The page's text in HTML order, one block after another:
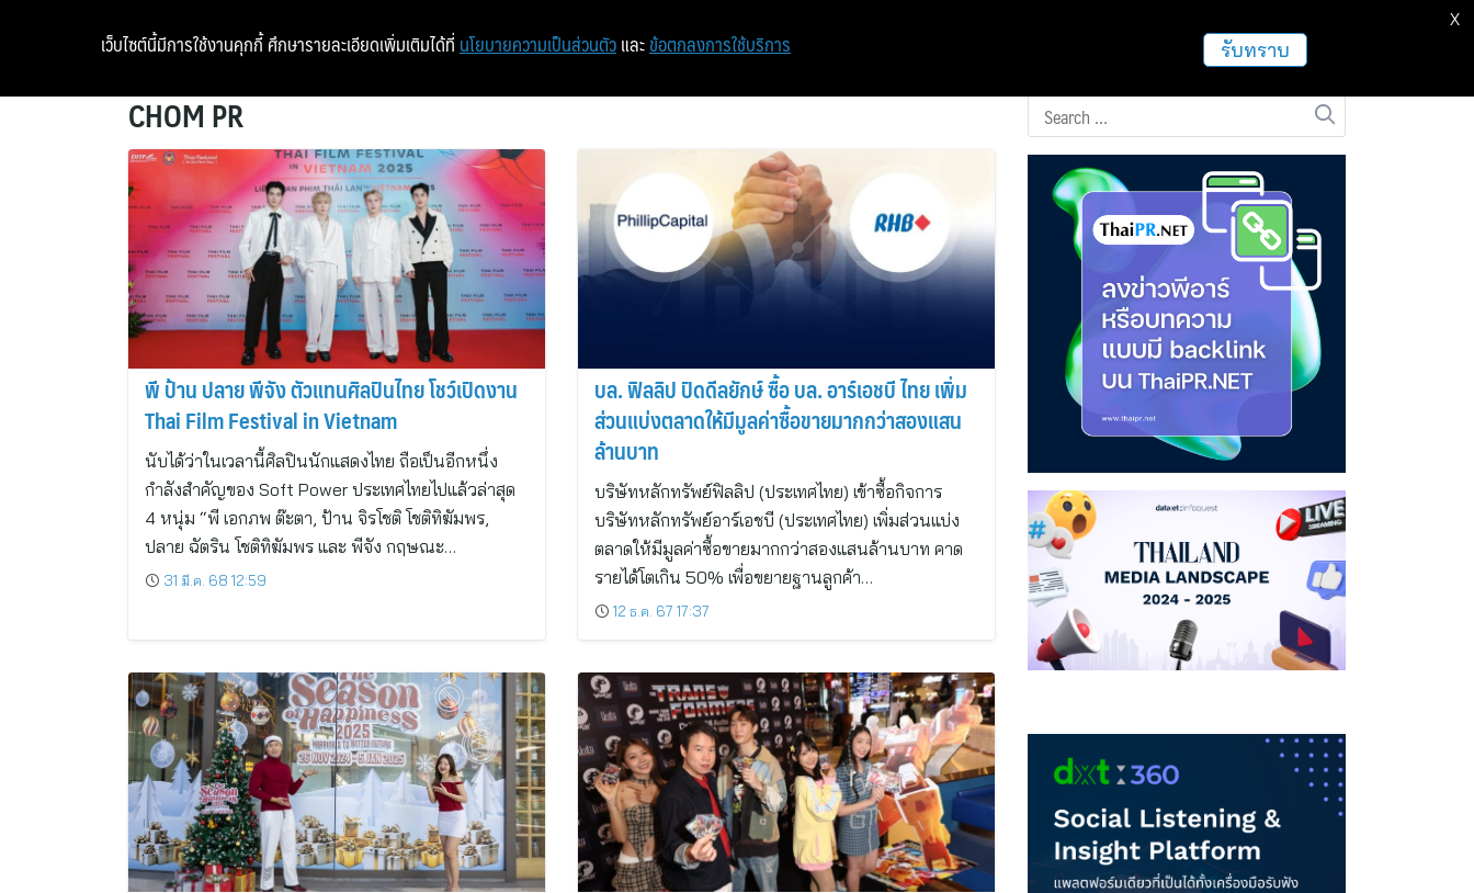
หน้าแรก ท่องเที่ยว ฝากข่าวประชาสัมพันธ์
CHOM PR
พี ป้าน ปลาย พีจัง ตัวแทนศิลปินไทย โชว์เปิดงาน
Thai Film Festival in Vietnam
นับได้ว่าในเวลานี้ศิลปินนักแสดงไทย ถือเป็นอีกหนึ่ง
กำลังสำคัญของ Soft Power ประเทศไทยไปแล้วล่าสุด
4 หนุ่ม “พี เอกภพ ต๊ะตา, ป้าน จิรโชติ โชติทิฆัมพร,
ปลาย ฉัตริน โชติทิฆัมพร และ พีจัง กฤษณะ…
31 มี.ค. 68 12:59
บล. ฟิลลิป ปิดดีลยักษ์ ซื้อ บล. อาร์เอชบี ไทย เพิ่ม
ส่วนแบ่งตลาดให้มีมูลค่าซื้อขายมากกว่าสองแสน
ล้านบาท
บริษัทหลักทรัพย์ฟิลลิป (ประเทศไทย) เข้าซื้อกิจการ
บริษัทหลักทรัพย์อาร์เอชบี (ประเทศไทย) เพิ่มส่วนแบ่ง
ตลาดให้มีมูลค่าซื้อขายมากกว่าสองแสนล้านบาท คาด
รายได้โตเกิน 50% เพื่อขยายฐานลูกค้า…
12 ธ.ค. 67 17:37
เว็บไซต์นี้มีการใช้งานคุกกี้ ศึกษารายละเอียดเพิ่มเติมได้ที่ นโยบายความเป็นส่วนตัว และ ข้อตกลงการใช้บริการ รับทราบ
X